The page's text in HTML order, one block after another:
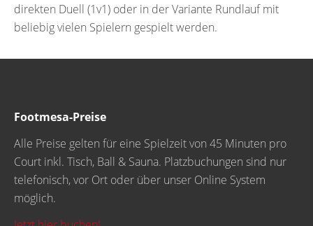
direkten Duell (1v1) oder in der Variante Rundlauf mit
beliebig vielen Spielern gespielt werden.
Footmesa-Preise
Alle Preise gelten für eine Spielzeit von 45 Minuten pro
Court inkl. Tisch, Ball & Sauna. Platzbuchungen sind nur
telefonisch, vor Ort oder über unser Online System
möglich.